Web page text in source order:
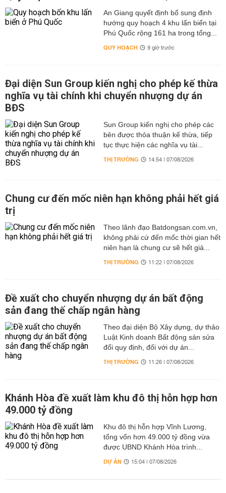
An Giang quyết định bổ sung định
hướng quy hoạch 4 khu lấn biển tại
Phú Quốc rộng 161 ha trong tổng...
QUY HOẠCH 9 giờ trước
Đại diện Sun Group kiến nghị cho phép kế thừa
nghĩa vụ tài chính khi chuyển nhượng dự án
BĐS
Sun Group kiến nghị cho phép các
bên được thỏa thuận kế thừa, tiếp
tục thực hiện các nghĩa vụ tài...
THỊ TRƯỜNG 14:54 | 07/08/2026
Chung cư đến mốc niên hạn không phải hết giá
trị
Theo lãnh đạo Batdongsan.com.vn,
không phải cứ đến mốc thời gian hết
niên hạn là chung cư sẽ hết giá...
THỊ TRƯỜNG 11:22 | 07/08/2026
Đề xuất cho chuyển nhượng dự án bất động
sản đang thế chấp ngân hàng
Theo đại diện Bộ Xây dựng, dự thảo
Luật Kinh doanh Bất động sản sửa
đổi quy định, đối với dự án...
THỊ TRƯỜNG 11:26 | 07/08/2026
Khánh Hòa đề xuất làm khu đô thị hỗn hợp hơn
49.000 tỷ đồng
Khu đô thị hỗn hợp Vĩnh Lương,
tổng vốn hơn 49.000 tỷ đồng vừa
được UBND Khánh Hòa trình...
DỰ ÁN 15:04 | 07/08/2026